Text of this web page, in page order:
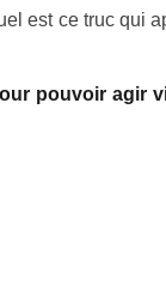
est ce truc qui
pouvoir agir